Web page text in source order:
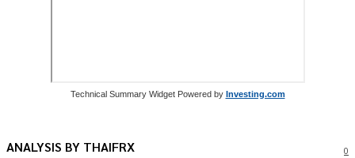
Technical Summary Widget Powered by Investing.com
0
ANALYSIS BY THAIFRX